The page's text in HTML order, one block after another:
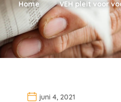
Home VEH pleit voor
juni 4, 2021